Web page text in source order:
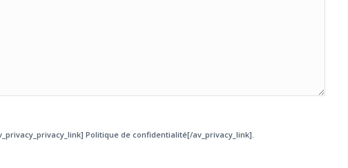
Politique de confidentialité[/av_privacy_link].